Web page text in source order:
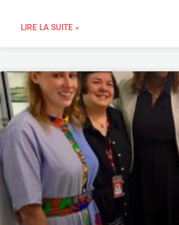
LIRE LA SUITE »